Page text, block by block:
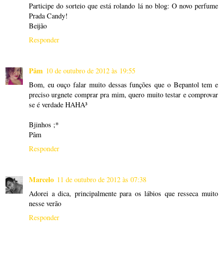
Participe do sorteio que está rolando lá no blog: O novo perfume
Prada Candy!
Beijão
Responder
Pâm 10 de outubro de 2012 às 19:55
Bom, eu ouço falar muito dessas funções que o Bepantol tem e
preciso urgnete comprar pra mim, quero muito testar e comprovar
se é verdade HAHA³
Bjinhos ;*
Pâm
Responder
Marcelo 11 de outubro de 2012 às 07:38
Adorei a dica, principalmente para os lábios que resseca muito
nesse verão
Responder